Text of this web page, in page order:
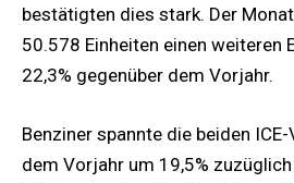
bestätigten dies stark. Der
50.578 Einheiten einen weiteren
22,3% gegenüber dem Vorjahr.
Benziner spannte die beiden
dem Vorjahr um 19,5%